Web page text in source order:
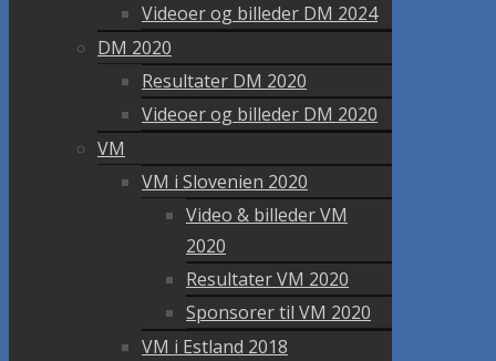
Videoer og billeder DM 2024
DM 2020
Resultater DM 2020
Videoer og billeder DM 2020
VM
VM i Slovenien 2020
Video & billeder VM
2020
Resultater VM 2020
Sponsorer til VM 2020
VM i Estland 2018